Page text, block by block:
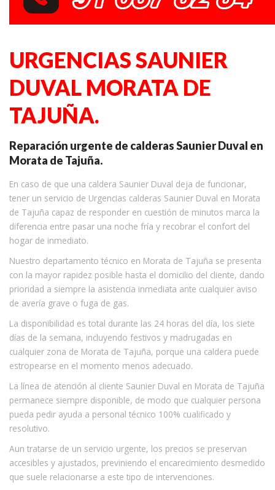
URGENCIAS SAUNIER
DUVAL MORATA DE
TAJUÑA.
Reparación urgente de calderas Saunier Duval en
Morata de Tajuña.
En caso de que una caldera Saunier Duval deja de funcionar,
tener un servicio de Urgencias calderas Saunier Duval en Morata
de Tajuña capaz de responder en cuestión de minutos marca la
diferencia entre pasar una noche fría y recobrar el confort del
hogar de inmediato.
Nuestro departamento técnico en Morata de Tajuña se presenta
con la mayor rapidez posible hasta el domicilio del cliente, dando
prioridad a siempre la asistencia inmediata ante cualquier aviso
de avería grave o fuga de gas.
La disponibilidad es total durante las 24 horas del día, los siete
días de la semana, incluyendo festivos y madrugadas en
cualquier zona de Morata de Tajuña, porque una caldera puede
estropearse en el momento menos adecuado.
La línea de atención al cliente Saunier Duval en Morata de Tajuña
permanece siempre disponible, de modo que cualquier persona
pueda pedir ayuda a personal técnico 100% cualificado y
resolutivo.
Aun tratarse de un servicio urgente, los precios se preservan
accesibles y ajustados, previniendo el encarecimiento desmedido
que suele relacionarse a este tipo de intervenciones.